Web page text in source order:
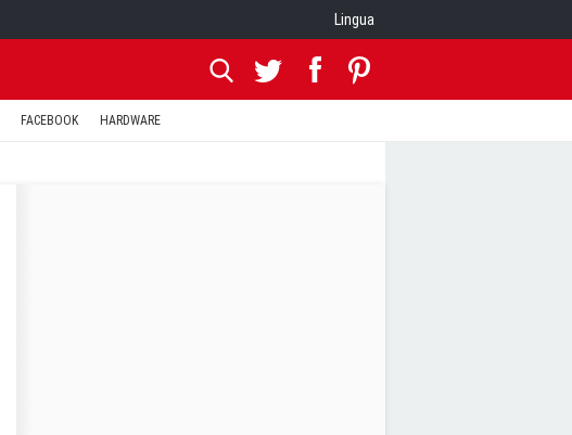
Lingua
FACEBOOK HARDWARE